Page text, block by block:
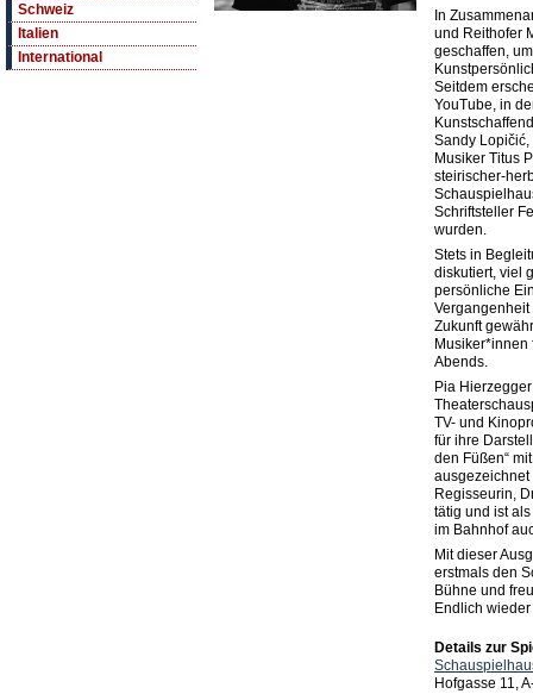
Schweiz
Italien
International
In
und Reithofer
geschaffen,
Seitdem
YouTube, in
Sandy
Musiker Titus
steirischer-
Schriftsteller
wurden.
Stets in
diskutiert, viel
persönliche
Zukunft
Abends.
Pia
TV- und
für ihre
den Füßen“
ausgezeichnet
Regisseurin,
tätig und ist
im Bahnhof
Mit dieser
erstmals den
Bühne und
Endlich
Details zur
Hofgasse 11,